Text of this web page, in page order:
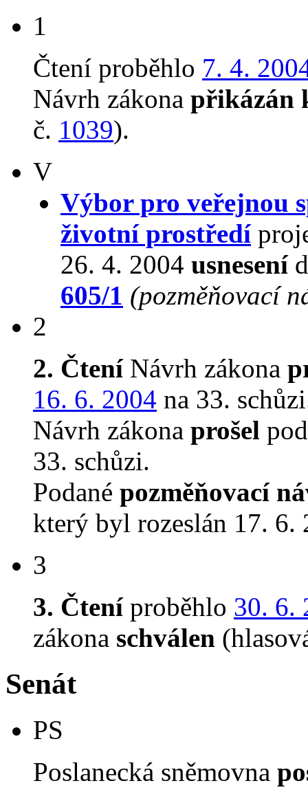
1
Čtení proběhlo 7. 4.
Návrh zákona přikázán
č. 1039).
V
Výbor pro veřejnou
životní prostředí
26. 4. 2004 usnesení
605/1 (pozměňovací
2
2. ČteníNávrh zákona
16. 6. 2004 na 33.
Návrh zákona prošel
33. schůzi.
Podané pozměňovací
který byl rozeslán 17. 6.
3
3. Čteníproběhlo 30. 6.
zákona schválen
Senát
PS
Poslanecká sněmovna